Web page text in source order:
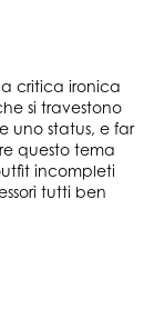
critica ironica
si travestono
uno status, e far
questo tema
incompleti
tutti ben